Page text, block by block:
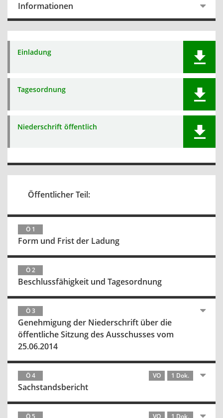
Informationen
Einladung
Tagesordnung
Niederschrift öffentlich
Öffentlicher Teil:
Ö 1
Form und Frist der Ladung
Ö 2
Beschlussfähigkeit und Tagesordnung
Ö 3
Genehmigung der Niederschrift über die
öffentliche Sitzung des Ausschusses vom
25.06.2014
Ö 4 VO 1 Dok.
Sachstandsbericht
Ö 5 VO 1 Dok.